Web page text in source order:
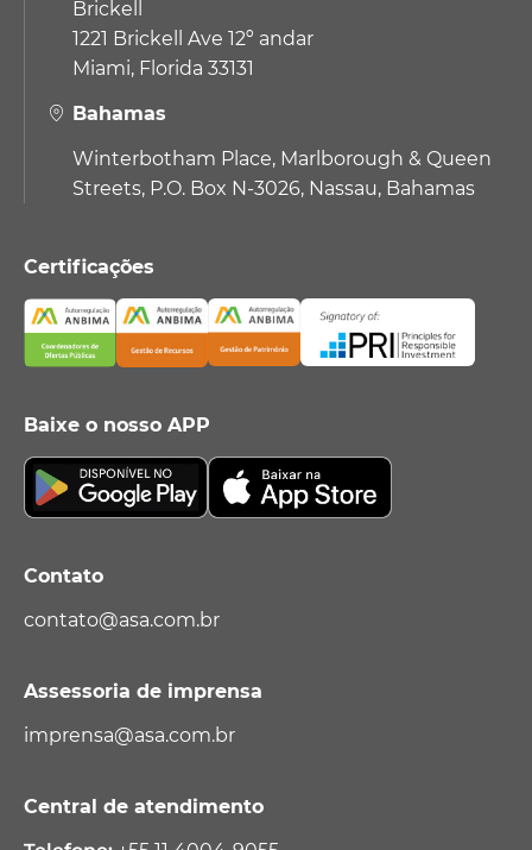
Brickell
1221 Brickell Ave 12º andar
Miami, Florida 33131
Bahamas
Winterbotham Place, Marlborough & Queen
Streets, P.O. Box N-3026, Nassau, Bahamas
Certificações
Baixe o nosso APP
Contato
contato@asa.com.br
Assessoria de imprensa
imprensa@asa.com.br
Central de atendimento